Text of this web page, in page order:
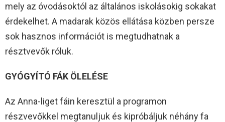
mely az óvodásoktól az általános iskolásokig sokakat
érdekelhet. A madarak közös ellátása közben persze
sok hasznos információt is megtudhatnak a
résztvevők róluk.
GYÓGYÍTÓ FÁK ÖLELÉSE
Az Anna-liget fáin keresztül a programon
részvevőkkel megtanuljuk és kipróbáljuk néhány fa